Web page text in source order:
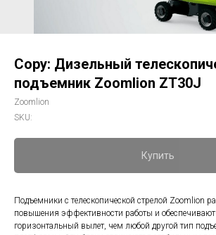
Copy: Дизельный
подъемник Zoomlion ZT30J
Zoomlion
SKU:
Купить
Подъемники с телескопической стрелой Zoomlion
повышения эффективности работы и
горизонтальный вылет, чем любой другой тип